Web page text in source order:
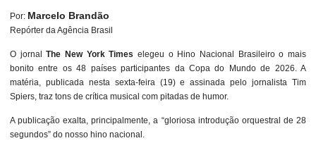
Por: Marcelo Brandão
Repórter da Agência Brasil
O jornalThe New York Times elegeu o Hino Nacional Brasileiro o mais
bonito entre os 48 países participantes da Copa do Mundo de 2026. A
matéria, publicada nesta sexta-feira (19) e assinada pelo jornalista Tim
Spiers, traz tons de crítica musical com pitadas de humor.
A publicação exalta, principalmente, a “gloriosa introdução orquestral de 28
segundos” do nosso hino nacional.